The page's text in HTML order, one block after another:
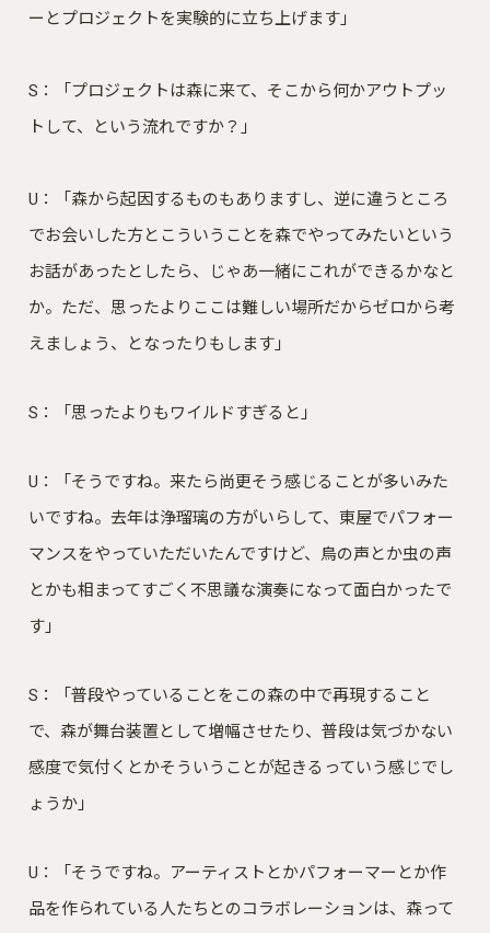
ーとプロジェクトを実験的に立ち上げます」
S：「プロジェクトは森に来て、そこから何かアウトプッ
トして、という流れですか？」
U：「森から起因するものもありますし、逆に違うところ
でお会いした方とこういうことを森でやってみたいという
お話があったとしたら、じゃあ一緒にこれができるかなと
か。ただ、思ったよりここは難しい場所だからゼロから考
えましょう、となったりもします」
S：「思ったよりもワイルドすぎると」
U：「そうですね。来たら尚更そう感じることが多いみた
いですね。去年は浄瑠璃の方がいらして、東屋でパフォー
マンスをやっていただいたんですけど、鳥の声とか虫の声
とかも相まってすごく不思議な演奏になって面白かったで
す」
S：「普段やっていることをこの森の中で再現すること
で、森が舞台装置として増幅させたり、普段は気づかない
感度で気付くとかそういうことが起きるっていう感じでし
ょうか」
U：「そうですね。アーティストとかパフォーマーとか作
品を作られている人たちとのコラボレーションは、森って